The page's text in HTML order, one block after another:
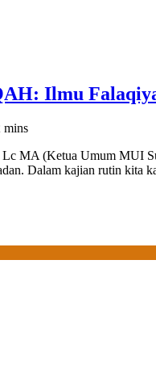
Ilmu
mins
MA (Ketua Umum MUI
Dalam kajian rutin kita